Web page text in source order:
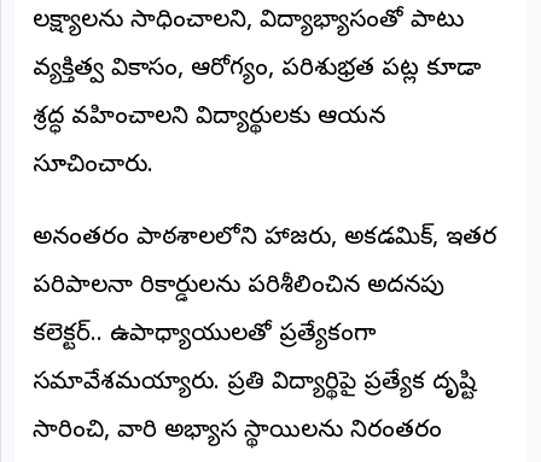
2026
NTODAY
NEWS
క్షణం
ప్రజల
పక్షం
లక్ష్యాలను సాధించాలని, విద్యాభ్యాసంతో పాటు
వ్యక్తిత్వ వికాసం, ఆరోగ్యం, పరిశుభ్రత పట్ల కూడా
శ్రద్ధ వహించాలని విద్యార్థులకు ఆయన
సూచించారు.
​అనంతరం పాఠశాలలోని హాజరు, అకడమిక్, ఇతర
పరిపాలనా రికార్డులను పరిశీలించిన అదనపు
కలెక్టర్.. ఉపాధ్యాయులతో ప్రత్యేకంగా
సమావేశమయ్యారు. ప్రతి విద్యార్థిపై ప్రత్యేక దృష్టి
సారించి, వారి అభ్యాస స్థాయిలను నిరంతరం